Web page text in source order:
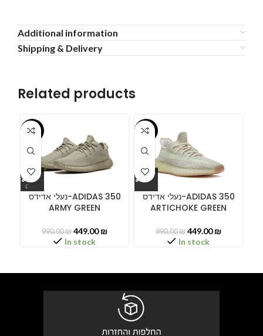
Additional information
Shipping & Delivery
Related products
-55%
נעלי אדידס-ADIDAS 350
ARMY GREEN
990.00₪ 449.00₪
In stock
-55%
נעלי אדידס-ADIDAS 350
ARTICHOKE GREEN
990.00₪ 449.00₪
In stock